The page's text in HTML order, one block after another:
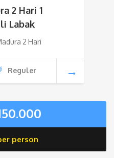
2 Hari 1
Labak
2 Hari
Reguler
person